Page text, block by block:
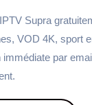
Supra
VOD 4K, sport
immédiate par